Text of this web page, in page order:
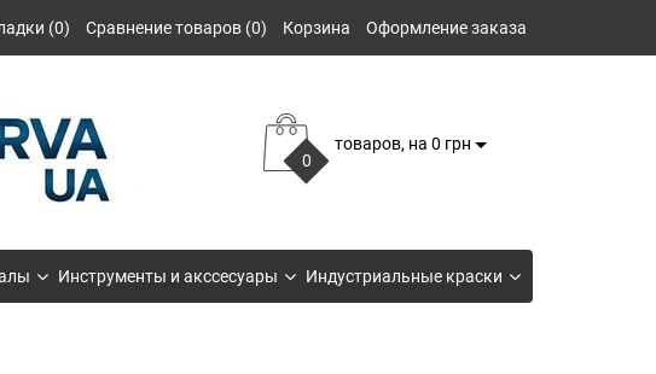
(0) Сравнение товаров (0) Корзина Оформление заказа
0
товаров, на 0 грн
Инструменты и акссесуары Индустриальные краски